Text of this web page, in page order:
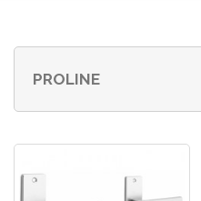
PROLINE